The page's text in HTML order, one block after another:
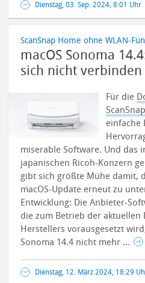
Dienstag, 03. Sep. 2024, 8:01 Uhr
ScanSnap Home ohne WLAN-
macOS Sonoma
sich nicht verbinden
Für die
ScanSnap
einfache
miserable Software. Und das
japanischen Ricoh-Konzern
gibt sich größte Mühe damit,
macOS-Update erneut zu
Entwicklung: Die Anbieter-
die zum Betrieb der aktuellen
Herstellers vorausgesetzt
Sonoma 14.4 nicht mehr ...
Dienstag, 12. März 2024, 18:29